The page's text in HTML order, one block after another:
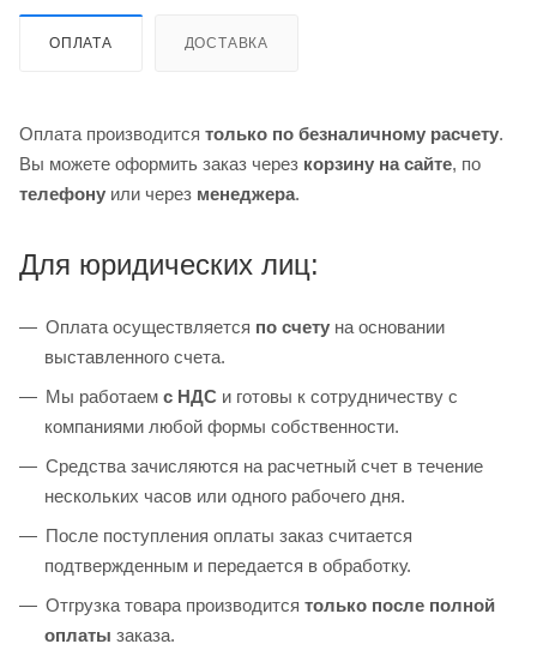
ОПЛАТА ДОСТАВКА
Оплата производится только по безналичному расчету.
Вы можете оформить заказ через корзину на сайте, по
телефону или через менеджера.
Для юридических лиц:
Оплата осуществляется по счету на основании
выставленного счета.
Мы работаем с НДС и готовы к сотрудничеству с
компаниями любой формы собственности.
Средства зачисляются на расчетный счет в течение
нескольких часов или одного рабочего дня.
После поступления оплаты заказ считается
подтвержденным и передается в обработку.
Отгрузка товара производится только после полной
оплаты заказа.